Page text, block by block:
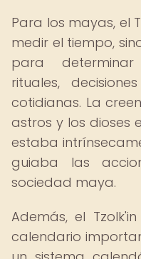
Para los mayas, el
medir el tiempo,
para determinar
rituales,
cotidianas. La
astros y los dioses
estaba
guiaba las
sociedad maya.
Además, el
calendario